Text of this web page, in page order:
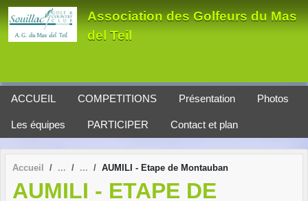
Association des Golfeurs du Mas
del Teil
ACCUEIL COMPETITIONS Présentation Photos
Les équipes PARTICIPER Contact et plan
Accueil AUMILI - Etape de Montauban
AUMILI - ETAPE DE
Panneau de gestion des cookies